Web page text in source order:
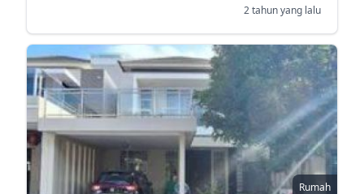
2 tahun yang lalu
Rumah